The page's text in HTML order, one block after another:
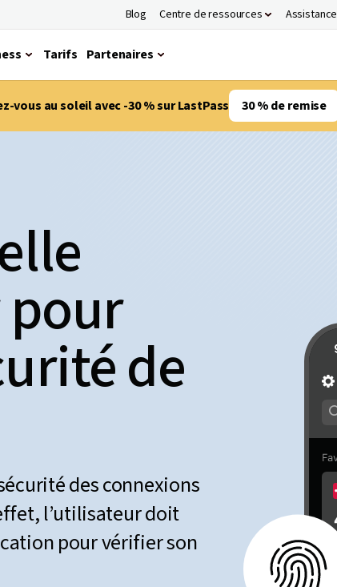
Blog Centre de ressources Assistance
Tarifs Partenaires
vous au soleil avec -30 % sur LastPass 30 % de remise
de
des connexions
l’utilisateur doit
pour vérifier son